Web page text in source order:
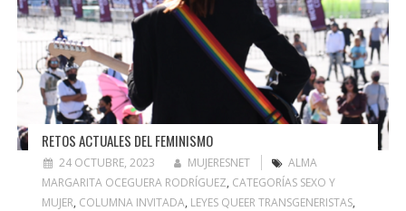
RETOS ACTUALES DEL FEMINISMO
24 OCTUBRE, 2023 MUJERESNET
ALMA
MARGARITA OCEGUERA RODRÍGUEZ, CATEGORÍAS SEXO Y
MUJER, COLUMNA INVITADA, LEYES QUEER TRANSGENERISTAS,